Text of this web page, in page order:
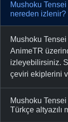
Mushoku
nereden izlenir?
Mushoku
AnimeTR
izleyebilirsiniz.
çeviri ekiplerini
Mushoku
Türkçe altyazılı